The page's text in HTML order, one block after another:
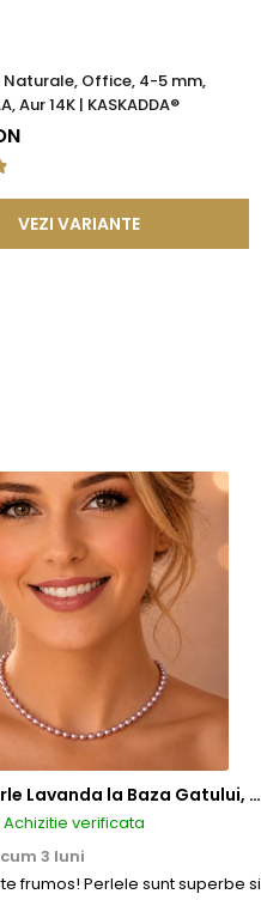
Naturale, Office, 4-5 mm,
Aur 14K | KASKADDA®
VEZI VARIANTE
Colier cu Perle Lavanda la Baza Gatului, de 4-5 mm, Perle Rare, Calitate AAA+, Aur 14K | KASKADDA®
Achizitie verificata
3 luni
frumos! Perlele sunt superbe si